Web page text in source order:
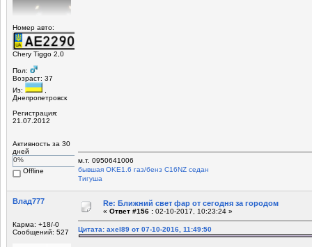
Номер авто:
Chery Tiggo 2,0
Пол:
Возраст: 37
Из:
,
Днепропетровск
Регистрация:
21.07.2012
Активность за 30
дней
0%
Offline
м.т. 0950641006
бывшая OKЕ1.6 газ/бенз C16NZ седан
Tигуша
Влад777
Карма: +18/-0
Сообщений: 527
Re: Ближний свет фар от сегодня за городом
« Ответ #156 : 02-10-2017, 10:23:24 »
Цитата: axel89 от 07-10-2016, 11:49:50